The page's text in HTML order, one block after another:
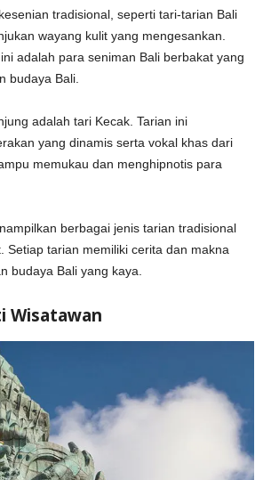
tradisional, seperti tari-tarian Bali
wayang kulit yang mengesankan.
adalah para seniman Bali berbakat yang
budaya Bali.
adalah tari Kecak. Tarian ini
yang dinamis serta vokal khas dari
memukau dan menghipnotis para
berbagai jenis tarian tradisional
tarian memiliki cerita dan makna
budaya Bali yang kaya.
Wisatawan